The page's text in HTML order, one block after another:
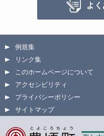
よ
例規集
リンク集
このホームページについて
アクセシビリティ
プライバシーポリシー
サイトマップ